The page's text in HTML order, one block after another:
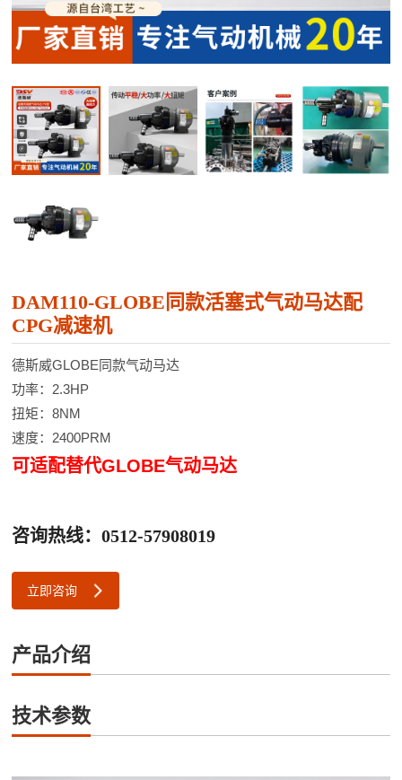
DAM110-GLOBE同款活塞式气动马达配
CPG减速机
德斯威GLOBE同款气动马达
功率：2.3HP
扭矩：8NM
速度：2400PRM
可适配替代GLOBE气动马达
咨询热线：0512-57908019
立即咨询
产品介绍
技术参数